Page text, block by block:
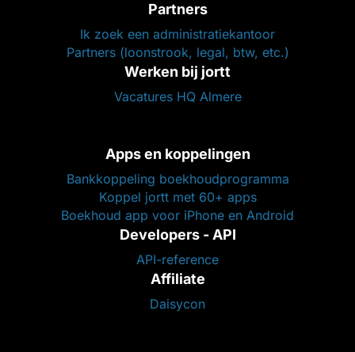
Partners
Ik zoek een administratiekantoor
Partners (loonstrook, legal, btw, etc.)
Werken bij jortt
Vacatures HQ Almere
Apps en koppelingen
Bankkoppeling boekhoudprogramma
Koppel jortt met 60+ apps
Boekhoud app voor iPhone en Android
Developers - API
API-reference
Affiliate
Daisycon